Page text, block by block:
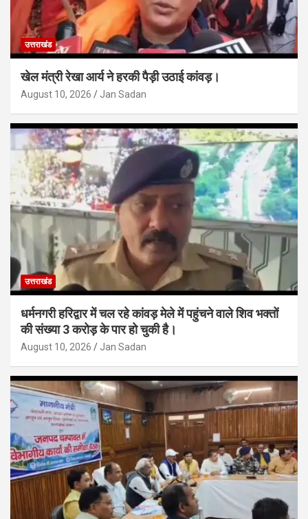
उत्तराखंड
खेल मंत्री रेखा आर्य ने हरकी पैड़ी उठाई कांवड़।
August 10, 2026 Jan Sadan
उत्तराखंड
धर्मनगरी हरिद्वार में चल रहे कांवड़ मेले में पहुंचने वाले शिव भक्तों
की संख्या 3 करोड़ के पार हो चुकी है।
August 10, 2026 Jan Sadan